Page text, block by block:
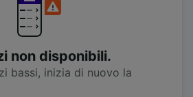
non disponibili.
bassi, inizia di nuovo la